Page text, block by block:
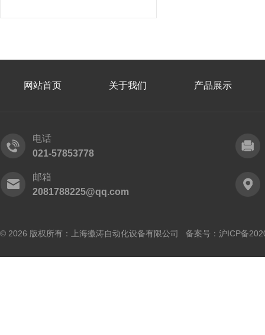
网站首页 关于我们 产品展示
电话
021-57853778
邮箱
2081788225@qq.com
© 2026 版权所有：上海徽涛自动化设备有限公司 备案号： 沪ICP备